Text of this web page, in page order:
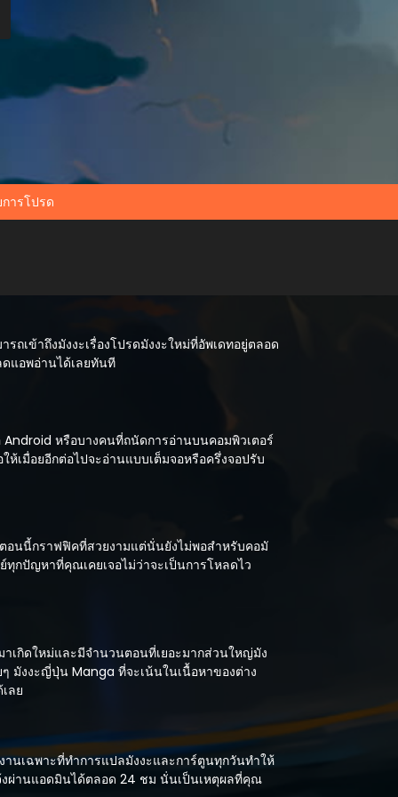
ารโปรด
เข้าถึงมังงะเรื่องโปรดมังงะใหม่ที่อัพเดทอยู่ตลอด
แอพอ่านได้เลยทันที
หรือบางคนที่ถนัดการอ่านบนคอมพิวเตอร์
เมื่อยอีกต่อไปจะอ่านแบบเต็มจอหรือครึ่งจอปรับ
อนนี้กราฟฟิคที่สวยงามแต่นั่นยังไม่พอสำหรับคอมั
กปัญหาที่คุณเคยเจอไม่ว่าจะเป็นการโหลดไว
เกิดใหม่และมีจำนวนตอนที่เยอะมากส่วนใหญ่มัง
มังงะญี่ปุ่น Manga ที่จะเน้นในเนื้อหาของต่าง
ลย
านเฉพาะที่ทำการแปลมังงะและการ์ตูนทุกวันทำให้
งผ่านแอดมินได้ตลอด 24 ชม นั่นเป็นเหตุผลที่คุณ